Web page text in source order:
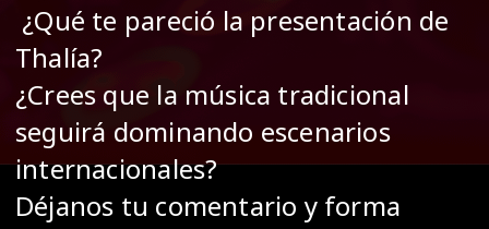
¿Qué te pareció la presentación de
Thalía?
¿Crees que la música tradicional
seguirá dominando escenarios
internacionales?
Déjanos tu comentario y forma